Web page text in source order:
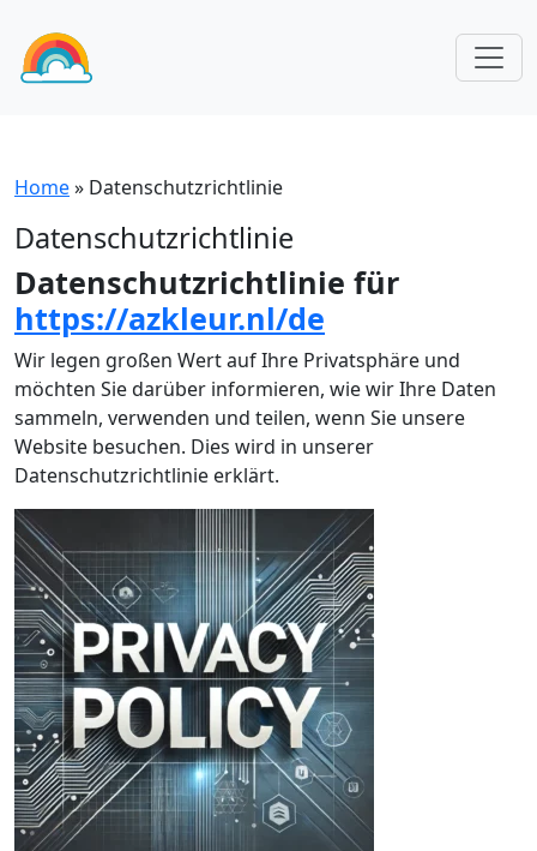
Home» Datenschutzrichtlinie
Datenschutzrichtlinie
Datenschutzrichtlinie für
https://azkleur.nl/de
Wir legen großen Wert auf Ihre Privatsphäre und
möchten Sie darüber informieren, wie wir Ihre Daten
sammeln, verwenden und teilen, wenn Sie unsere
Website besuchen. Dies wird in unserer
Datenschutzrichtlinie erklärt.